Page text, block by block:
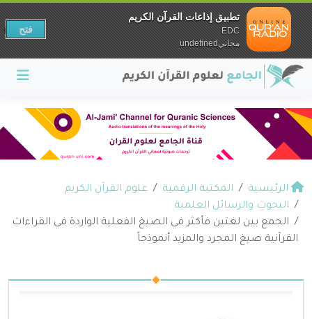
الرئيسية المكتبة الرقمية
علوم القرآن الكريم
البحوث والرسائل العلمية
الجمع بين لغتين فأكثر في الصيغ الفعلية الواردة في القراءات
القرآنية صيغ المجرد والمزيد أنموذجاً
تطبيق إذاعات القرآن الكريم
EDC
مجانيundefined
فتح